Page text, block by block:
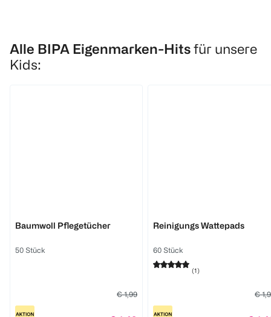
Alle BIPA Eigenmarken-Hits für unsere
Kids:
Baumwoll Pflegetücher
50 Stück
€ 1,99
Reinigungs Wattepads
60 Stück
(1)
€